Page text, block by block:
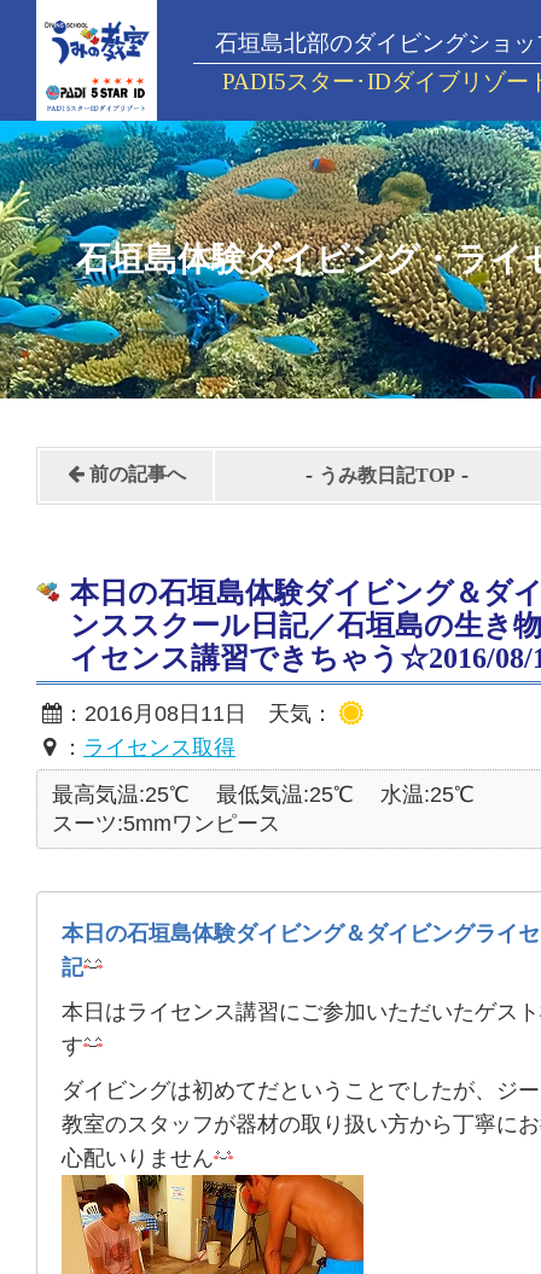
石垣島北部のダイビングショッ
PADI5スター･IDダイブリゾー
石垣島体験ダイビング・ライ
前の記事へ - うみ教日記TOP -
本日の石垣島体験ダイビング＆ダ
ンススクール日記／石垣島の生き
イセンス講習できちゃう☆2016/08/
：2016月08日11日 天気：
： ライセンス取得
最高気温:25℃
最低気温:25℃
水温:25℃
スーツ:5mmワンピース
本日の石垣島体験ダイビング＆ダイビングライ
記
本日はライセンス講習にご参加いただいたゲス
す
ダイビングは初めてだということでしたが、 ジ
教室のスタッフが器材の取り扱い方から丁寧に
心配いりません